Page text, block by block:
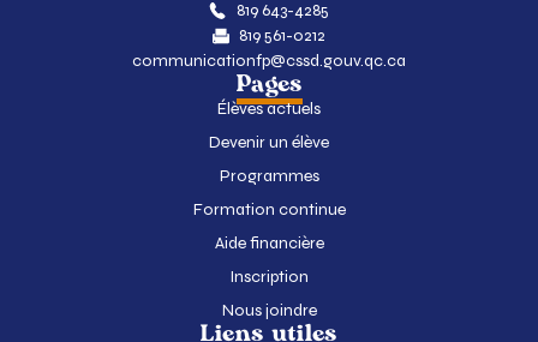
819 643-4285
819 561-0212
communicationfp@cssd.gouv.qc.ca
Pages
Élèves actuels
Devenir un élève
Programmes
Formation continue
Aide financière
Inscription
Nous joindre
Liens utiles